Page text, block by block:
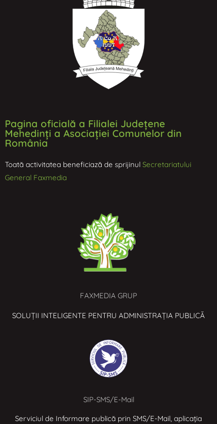
Pagina oficială a Filialei Județene
Mehedinți a Asociației Comunelor din
România
Toată activitatea beneficiază de sprijinul Secretariatului
General Faxmedia
FAXMEDIA GRUP
SOLUȚII INTELIGENTE PENTRU ADMINISTRAȚIA PUBLICĂ
SIP-SMS/E-Mail
Serviciul de Informare publică prin SMS/E-Mail, aplicația